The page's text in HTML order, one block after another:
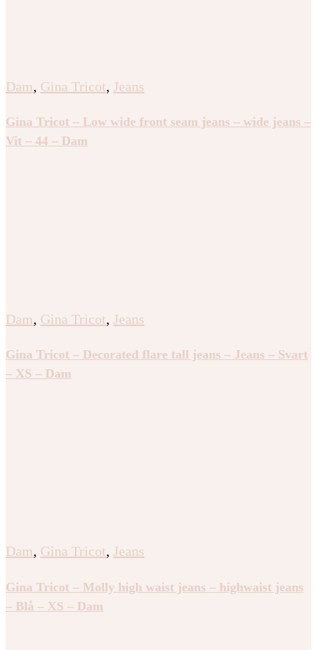
Dam, Gina Tricot, Jeans
Gina Tricot – Low wide front seam jeans – wide jeans –
Vit – 44 – Dam
Dam, Gina Tricot, Jeans
Gina Tricot – Decorated flare tall jeans – Jeans – Svart
– XS – Dam
Dam, Gina Tricot, Jeans
Gina Tricot – Molly high waist jeans – highwaist jeans
– Blå – XS – Dam